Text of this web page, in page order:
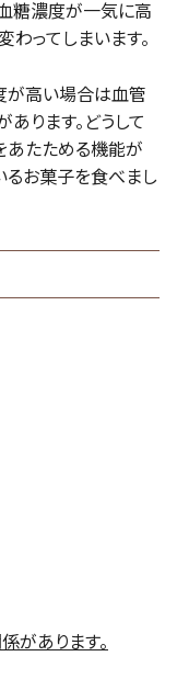
糖濃度が一気に高
わってしまいます。
が高い場合は血管
ります。どうして
あたためる機能が
るお菓子を食べまし
があります。